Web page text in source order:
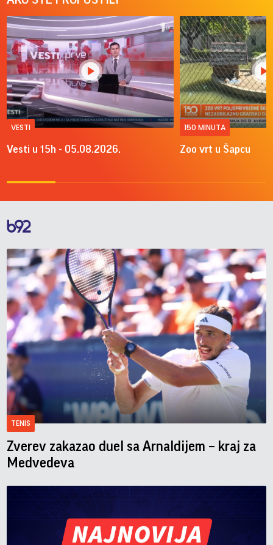
VESTI
Vesti u 15h - 05.08.2026.
150 MINUTA
Zoo vrt u Šapcu
TENIS
Zverev zakazao duel sa Arnaldijem – kraj za
Medvedeva